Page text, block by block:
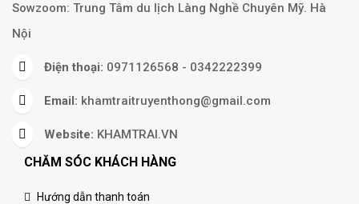
Sowzoom: Trung Tâm du lịch Làng Nghề Chuyên Mỹ. Hà
Nội
Điện thoại: 0971126568 - 0342222399
Email: khamtraitruyenthong@gmail.com
Website: KHAMTRAI.VN
CHĂM SÓC KHÁCH HÀNG
Hướng dẫn thanh toán